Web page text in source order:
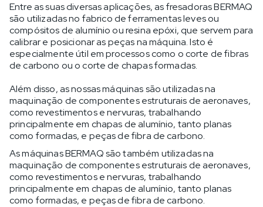
Entre as suas diversas aplicações, as fresadoras BERMAQ
são utilizadas no fabrico de ferramentas leves ou
compósitos de alumínio ou resina epóxi, que servem para
calibrar e posicionar as peças na máquina. Isto é
especialmente útil em processos como o corte de fibras
de carbono ou o corte de chapas formadas.
Além disso, as nossas máquinas são utilizadas na
maquinação de componentes estruturais de aeronaves,
como revestimentos e nervuras, trabalhando
principalmente em chapas de alumínio, tanto planas
como formadas, e peças de fibra de carbono.
As máquinas BERMAQ são também utilizadas na
maquinação de componentes estruturais de aeronaves,
como revestimentos e nervuras, trabalhando
principalmente em chapas de alumínio, tanto planas
como formadas, e peças de fibra de carbono.